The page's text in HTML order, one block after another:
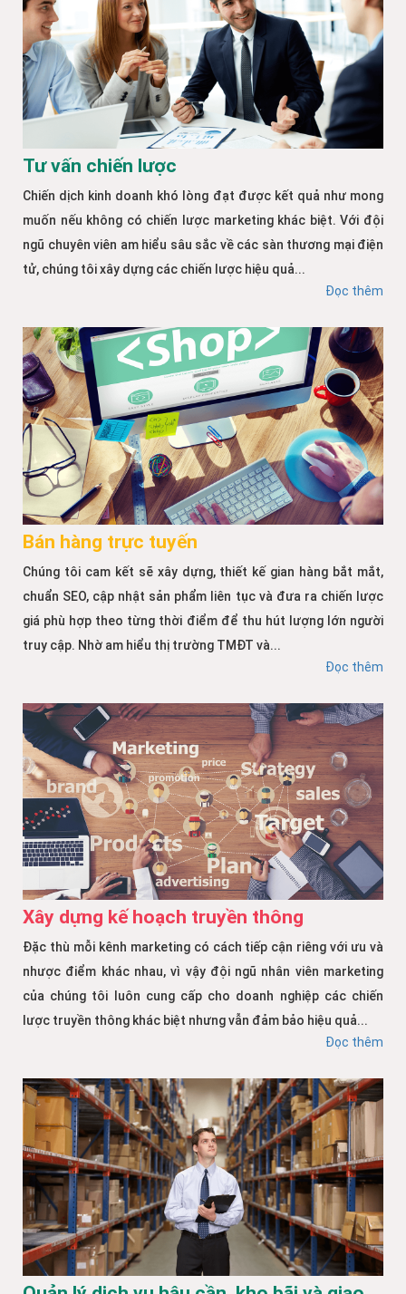
Tư vấn chiến lược
Chiến dịch kinh doanh khó lòng đạt được kết quả như mong
muốn nếu không có chiến lược marketing khác biệt. Với đội
ngũ chuyên viên am hiểu sâu sắc về các sàn thương mại điện
tử, chúng tôi xây dựng các chiến lược hiệu quả...
Đọc thêm
Bán hàng trực tuyến
Chúng tôi cam kết sẽ xây dựng, thiết kế gian hàng bắt mắt,
chuẩn SEO, cập nhật sản phẩm liên tục và đưa ra chiến lược
giá phù hợp theo từng thời điểm để thu hút lượng lớn người
truy cập. Nhờ am hiểu thị trường TMĐT và...
Đọc thêm
Xây dựng kế hoạch truyền thông
Đặc thù mỗi kênh marketing có cách tiếp cận riêng với ưu và
nhược điểm khác nhau, vì vậy đội ngũ nhân viên marketing
của chúng tôi luôn cung cấp cho doanh nghiệp các chiến
lược truyền thông khác biệt nhưng vẫn đảm bảo hiệu quả...
Đọc thêm